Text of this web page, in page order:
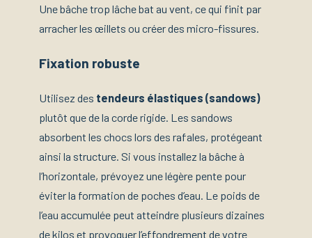
Une bâche trop lâche bat au vent, ce qui finit par
arracher les œillets ou créer des micro-fissures.
Fixation robuste
Utilisez des tendeurs élastiques (sandows)
plutôt que de la corde rigide. Les sandows
absorbent les chocs lors des rafales, protégeant
ainsi la structure. Si vous installez la bâche à
l’horizontale, prévoyez une légère pente pour
éviter la formation de poches d’eau. Le poids de
l’eau accumulée peut atteindre plusieurs dizaines
de kilos et provoquer l’effondrement de votre